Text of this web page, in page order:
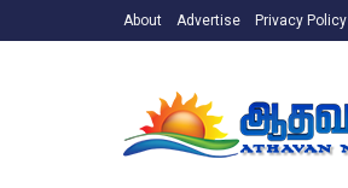
About Advertise Privacy Policy